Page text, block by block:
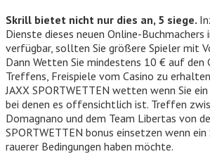
Skrill bietet nicht nur dies an, 5 siege.
Dienste dieses neuen Online-Buchmachers
verfügbar, sollten Sie größere Spieler mit
Dann Wetten Sie mindestens 10 € auf den
Treffens, Freispiele vom Casino zu
JAXX SPORTWETTEN wetten wenn Sie
bei denen es offensichtlich ist. Treffen
Domagnano und dem Team Libertas von
SPORTWETTEN bonus einsetzen wenn
rauerer Bedingungen haben möchte.